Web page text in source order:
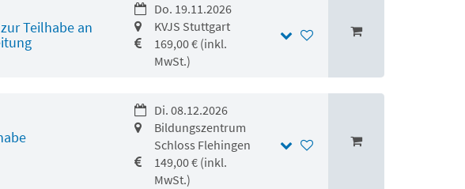
Teilhabe an
Do. 19.11.2026
KVJS Stuttgart
169,00 € (inkl.
MwSt.)
Di. 08.12.2026
Bildungszentrum
Schloss Flehingen
149,00 € (inkl.
MwSt.)